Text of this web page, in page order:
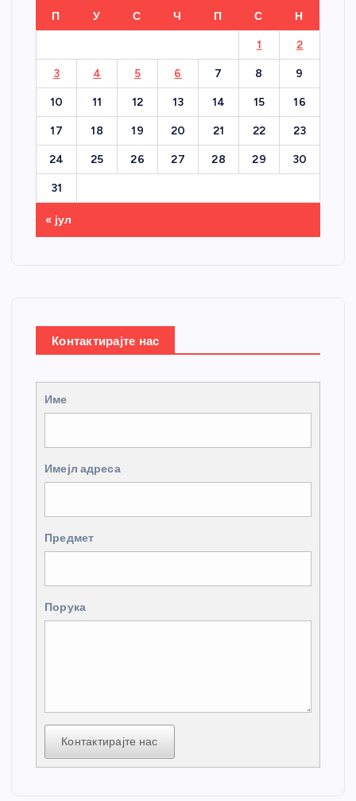
П У С Ч П С Н
1 2
3 4 5 6 7 8 9
10 11 12 13 14 15 16
17 18 19 20 21 22 23
24 25 26 27 28 29 30
31
« јул
Контактирајте нас
Име
Имејл адреса
Предмет
Порука
Контактирајте нас